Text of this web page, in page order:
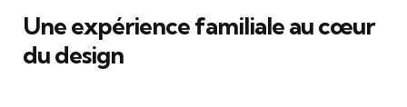
Une expérience familiale au cœur
du design